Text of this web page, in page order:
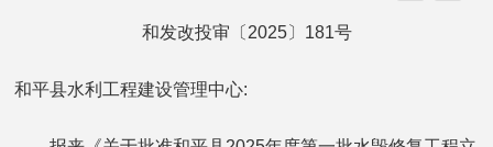
和发改投审〔2025〕181号
和平县水利工程建设管理中心: